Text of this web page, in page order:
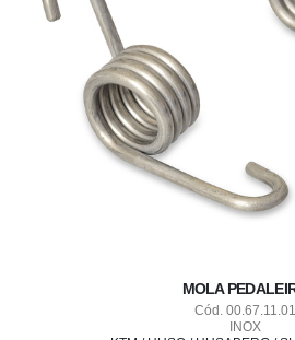
MOLA
Cód. 00.67.11.01
INOX